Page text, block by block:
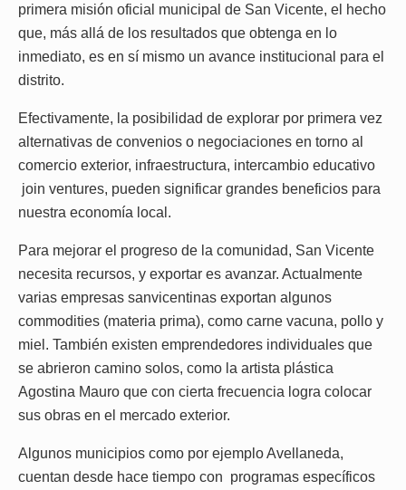
primera misión oficial municipal de San Vicente, el hecho
que, más allá de los resultados que obtenga en lo
inmediato, es en sí mismo un avance institucional para el
distrito.
Efectivamente, la posibilidad de explorar por primera vez
alternativas de convenios o negociaciones en torno al
comercio exterior, infraestructura, intercambio educativo
join ventures, pueden significar grandes beneficios para
nuestra economía local.
Para mejorar el progreso de la comunidad, San Vicente
necesita recursos, y exportar es avanzar. Actualmente
varias empresas sanvicentinas exportan algunos
commodities (materia prima), como carne vacuna, pollo y
miel. También existen emprendedores individuales que
se abrieron camino solos, como la artista plástica
Agostina Mauro que con cierta frecuencia logra colocar
sus obras en el mercado exterior.
Algunos municipios como por ejemplo Avellaneda,
cuentan desde hace tiempo con programas específicos